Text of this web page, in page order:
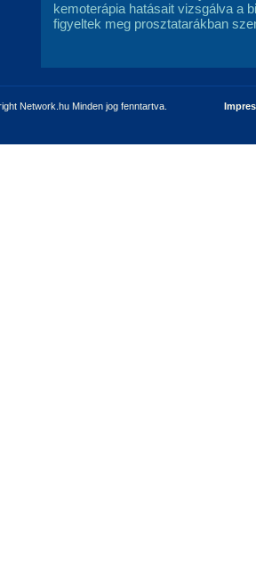
kemoterápia hatásait vizsgálva a
figyeltek meg prosztatarákban
Network.hu Minden jog fenntartva.